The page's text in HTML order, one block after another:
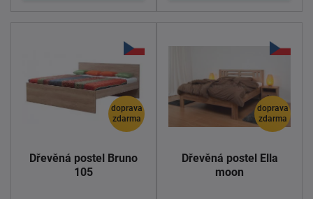
doprava
zdarma
Dřevěná postel Bruno
105
doprava
zdarma
Dřevěná postel Ella
moon